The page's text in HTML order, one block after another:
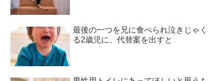
最後の一つを兄に食べられ泣きじゃく
る2歳児に、代替案を出すと